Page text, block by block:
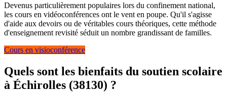
Devenus particulièrement populaires lors du confinement national,
les cours en vidéoconférences ont le vent en poupe. Qu'il s'agisse
d'aide aux devoirs ou de véritables cours théoriques, cette méthode
d'enseignement revisité séduit un nombre grandissant de familles.
Cours en visioconférence
Quels sont les bienfaits du soutien scolaire
à Échirolles (38130) ?